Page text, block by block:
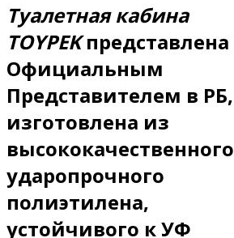
Туалетная кабина
TOYPEKпредставлена
Официальным
Представителем в РБ,
изготовлена из
высококачественного
ударопрочного
полиэтилена,
устойчивого к УФ